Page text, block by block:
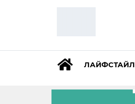
ЛАЙФСТАЙЛ